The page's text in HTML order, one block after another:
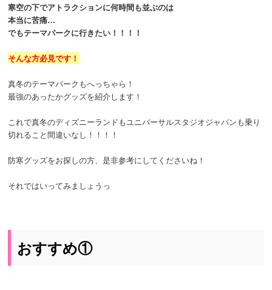
寒空の下でアトラクションに何時間も並ぶのは
本当に苦痛…
でもテーマパークに行きたい！！！！
そんな方必見です！
真冬のテーマパークもへっちゃら！
最強のあったかグッズを紹介します！
これで真冬のディズニーランドもユニバーサルスタジオジャパンも乗り
切れること間違いなし！！！！
防寒グッズをお探しの方、是非参考にしてくださいね！
それではいってみましょうっ
おすすめ①